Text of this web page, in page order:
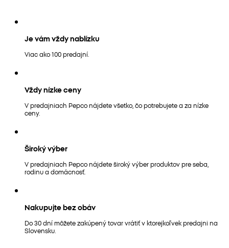
Je vám vždy nablízku
Viac ako 100 predajní.
Vždy nízke ceny
V predajniach Pepco nájdete všetko, čo potrebujete a za nízke
ceny.
Široký výber
V predajniach Pepco nájdete široký výber produktov pre seba,
rodinu a domácnosť.
Nakupujte bez obáv
Do 30 dní môžete zakúpený tovar vrátiť v ktorejkoľvek predajni na
Slovensku.